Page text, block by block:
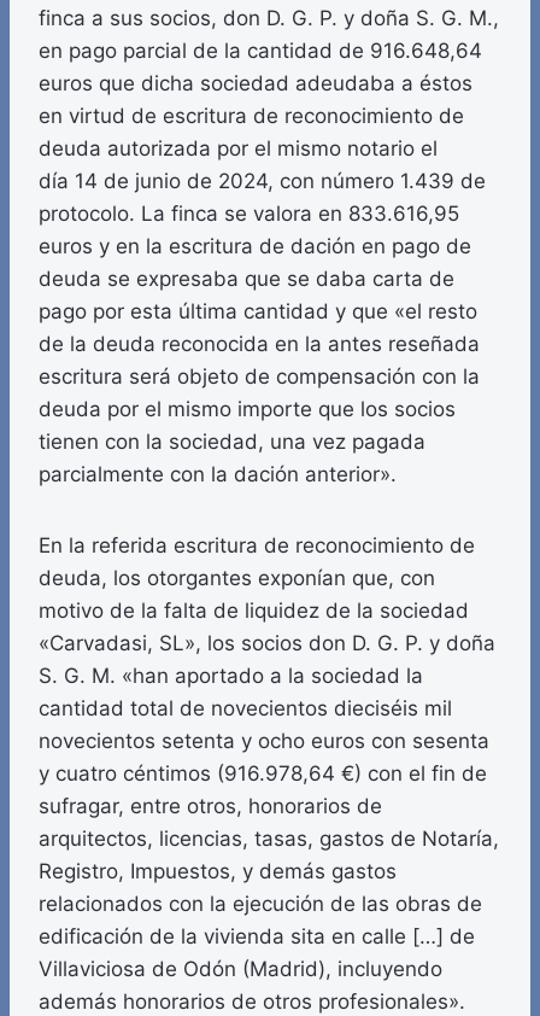
finca a sus socios, don D. G. P. y doña S. G. M.,
en pago parcial de la cantidad de 916.648,64
euros que dicha sociedad adeudaba a éstos
en virtud de escritura de reconocimiento de
deuda autorizada por el mismo notario el
día 14 de junio de 2024, con número 1.439 de
protocolo. La finca se valora en 833.616,95
euros y en la escritura de dación en pago de
deuda se expresaba que se daba carta de
pago por esta última cantidad y que «el resto
de la deuda reconocida en la antes reseñada
escritura será objeto de compensación con la
deuda por el mismo importe que los socios
tienen con la sociedad, una vez pagada
parcialmente con la dación anterior».
En la referida escritura de reconocimiento de
deuda, los otorgantes exponían que, con
motivo de la falta de liquidez de la sociedad
«Carvadasi, SL», los socios don D. G. P. y doña
S. G. M. «han aportado a la sociedad la
cantidad total de novecientos dieciséis mil
novecientos setenta y ocho euros con sesenta
y cuatro céntimos (916.978,64 €) con el fin de
sufragar, entre otros, honorarios de
arquitectos, licencias, tasas, gastos de Notaría,
Registro, Impuestos, y demás gastos
relacionados con la ejecución de las obras de
edificación de la vivienda sita en calle […] de
Villaviciosa de Odón (Madrid), incluyendo
además honorarios de otros profesionales».